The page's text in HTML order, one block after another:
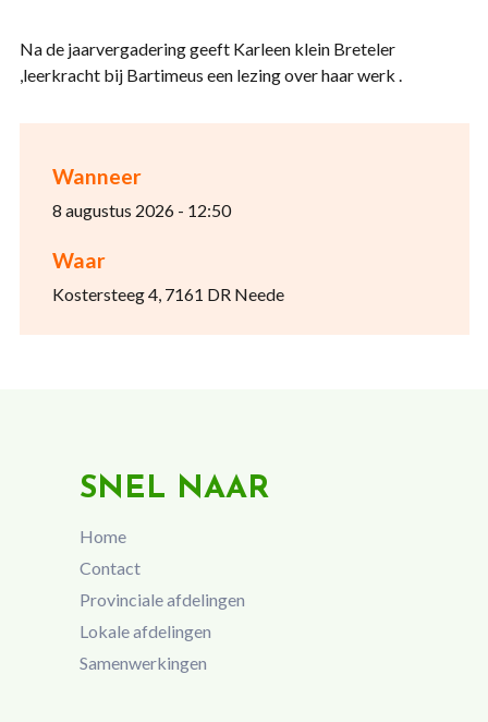
Wanneer
8 augustus 2026 - 12:50
Waar
Kostersteeg 4, 7161 DR Neede
Na de jaarvergadering geeft Karleen klein Breteler
,leerkracht bij Bartimeus een lezing over haar werk .
SNEL NAAR
Home
Contact
Provinciale afdelingen
Lokale afdelingen
Samenwerkingen